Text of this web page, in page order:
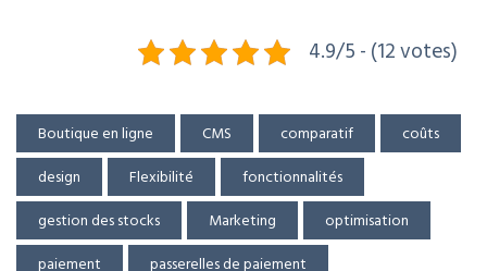
4.9/5 - (12 votes)
Boutique en ligne CMS comparatif
coûts
design
Flexibilité
fonctionnalités
gestion des stocks
Marketing
optimisation
paiement
passerelles de paiement